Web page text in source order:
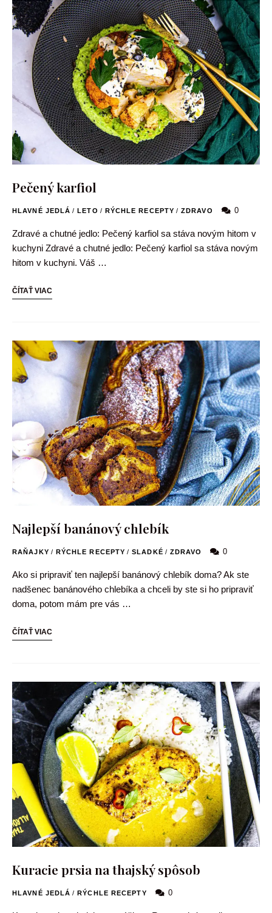
Pečený karfiol
HLAVNÉ JEDLÁ / LETO / RÝCHLE RECEPTY / ZDRAVO 0
Zdravé a chutné jedlo: Pečený karfiol sa stáva novým hitom v
kuchyni Zdravé a chutné jedlo: Pečený karfiol sa stáva novým
hitom v kuchyni. Váš …
ČÍTAŤ VIAC
Najlepší banánový chlebík
RAŇAJKY / RÝCHLE RECEPTY / SLADKÉ / ZDRAVO 0
Ako si pripraviť ten najlepší banánový chlebík doma? Ak ste
nadšenec banánového chlebíka a chceli by ste si ho pripraviť
doma, potom mám pre vás …
ČÍTAŤ VIAC
Kuracie prsia na thajský spôsob
HLAVNÉ JEDLÁ / RÝCHLE RECEPTY 0